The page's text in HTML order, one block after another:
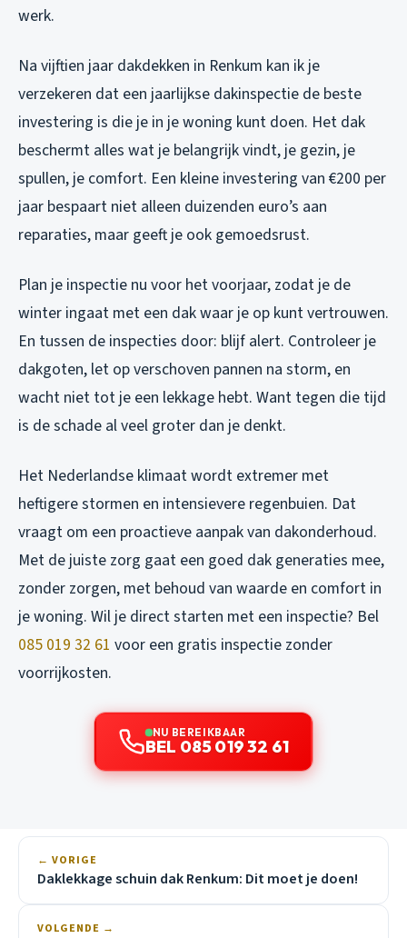
werk.
Na vijftien jaar dakdekken in Renkum kan ik je
verzekeren dat een jaarlijkse dakinspectie de beste
investering is die je in je woning kunt doen. Het dak
beschermt alles wat je belangrijk vindt, je gezin, je
spullen, je comfort. Een kleine investering van €200 per
jaar bespaart niet alleen duizenden euro’s aan
reparaties, maar geeft je ook gemoedsrust.
Plan je inspectie nu voor het voorjaar, zodat je de
winter ingaat met een dak waar je op kunt vertrouwen.
En tussen de inspecties door: blijf alert. Controleer je
dakgoten, let op verschoven pannen na storm, en
wacht niet tot je een lekkage hebt. Want tegen die tijd
is de schade al veel groter dan je denkt.
Het Nederlandse klimaat wordt extremer met
heftigere stormen en intensievere regenbuien. Dat
vraagt om een proactieve aanpak van dakonderhoud.
Met de juiste zorg gaat een goed dak generaties mee,
zonder zorgen, met behoud van waarde en comfort in
je woning. Wil je direct starten met een inspectie? Bel
085 019 32 61 voor een gratis inspectie zonder
voorrijkosten.
NU BEREIKBAAR
BEL 085 019 32 61
← VORIGE
Daklekkage schuin dak Renkum: Dit moet je doen!
VOLGENDE →